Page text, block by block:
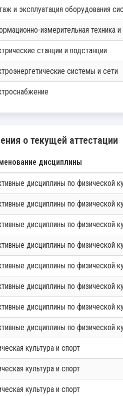
и эксплуатация оборудования
измерительная техника
станции и подстанции
системы и сети
о текущей аттестации
дисциплины
дисциплины по физической
дисциплины по физической
дисциплины по физической
дисциплины по физической
дисциплины по физической
дисциплины по физической
дисциплины по физической
дисциплины по физической
культура и спорт
культура и спорт
культура и спорт